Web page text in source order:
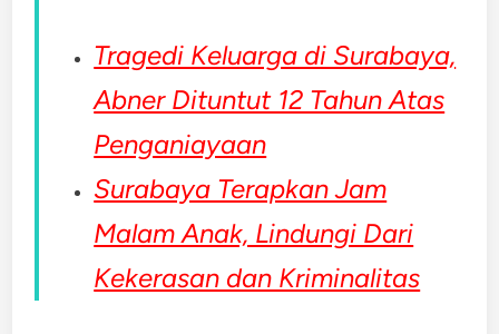
Tragedi Keluarga di Surabaya,
Abner Dituntut 12 Tahun Atas
Penganiayaan
Surabaya Terapkan Jam
Malam Anak, Lindungi Dari
Kekerasan dan Kriminalitas